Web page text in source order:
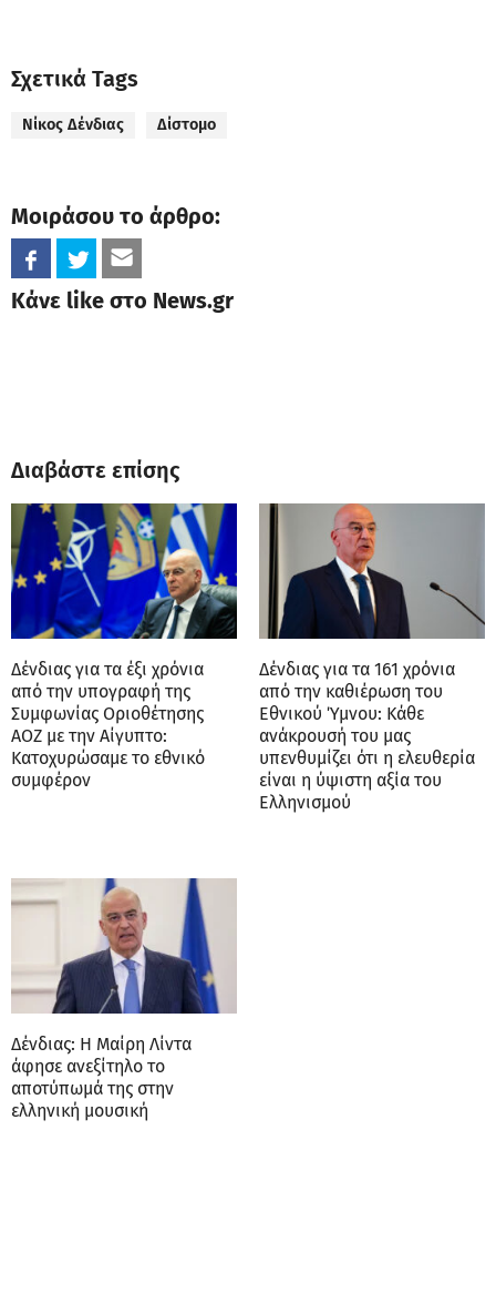
Σχετικά Tags
Νίκος Δένδιας Δίστομο
Μοιράσου το άρθρο:
Κάνε like στο News.gr
Διαβάστε επίσης
Δένδιας για τα έξι χρόνια
από την υπογραφή της
Συμφωνίας Οριοθέτησης
ΑΟΖ με την Αίγυπτο:
Κατοχυρώσαμε το εθνικό
συμφέρον
Δένδιας για τα 161 χρόνια
από την καθιέρωση του
Εθνικού Ύμνου: Κάθε
ανάκρουσή του μας
υπενθυμίζει ότι η ελευθερία
είναι η ύψιστη αξία του
Ελληνισμού
Δένδιας: Η Μαίρη Λίντα
άφησε ανεξίτηλο το
αποτύπωμά της στην
ελληνική μουσική